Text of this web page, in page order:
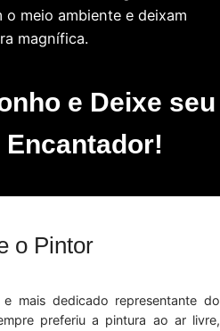
o meio ambiente e deixam
magnífica.
e Deixe seu
o Pintor
mais dedicado representante do
preferiu a pintura ao ar livre,